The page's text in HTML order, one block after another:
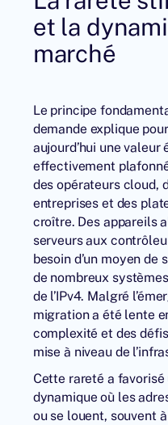
et la
marché
Le principe
demande explique
aujourd’hui une
effectivement
des opérateurs cloud,
entreprises et des
croître. Des appareils
serveurs aux
besoin d’un moyen
de nombreux
de l’IPv4. Malgré
migration a été lente
complexité et des
mise à niveau de
Cette rareté a
dynamique où les
ou se louent, souvent